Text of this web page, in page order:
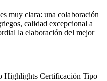
muy clara: una colaboración
calidad excepcional a
la elaboración del mejor
Highlights Certificación Tipo